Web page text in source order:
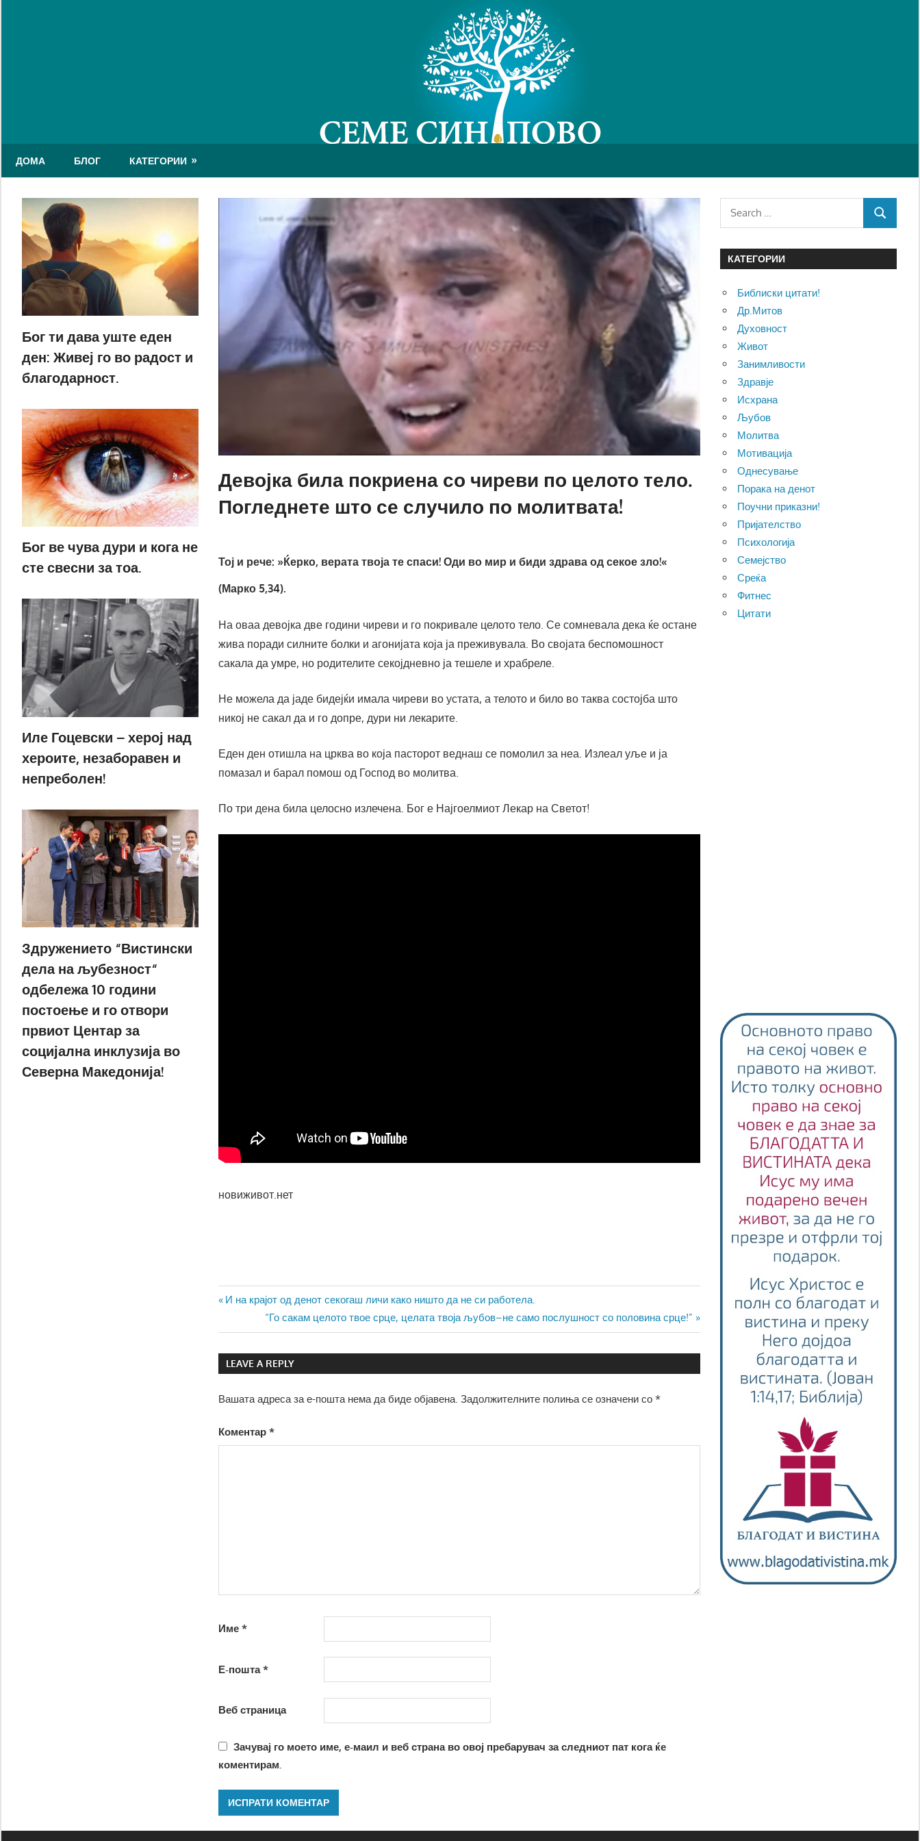
ДОМА БЛОГ КАТЕГОРИИ
Девојка била покриена со чиреви по целото тело.
Погледнете што се случило по молитвата!
Тој и рече: »Ќерко, верата твоја те спаси! Оди во мир и биди здрава од секое зло!«
(Марко 5,34).
На оваа девојка две години чиреви и го покривале целото тело. Се сомневала дека ќе остане
жива поради силните болки и агонијата која ја преживувала. Во својата беспомошност
сакала да умре, но родителите секојдневно ја тешеле и храбреле.
Не можела да јаде бидејќи имала чиреви во устата, а телото и било во таква состојба што
никој не сакал да и го допре, дури ни лекарите.
Еден ден отишла на црква во која пасторот веднаш се помолил за неа. Излеал уље и ја
помазал и барал помош од Господ во молитва.
По три дена била целосно излечена. Бог е Најгоелмиот Лекар на Светот!
новиживот.нет
Навигација
на
напис
Previous
И на крајот од денот секогаш личи како ништо да не си работела.
Next
Post:
“Го сакам целото твое срце, целата твоја љубов–не само послушност со половина срце!”
LEAVE A REPLY
Вашата адреса за е-пошта нема да биде објавена. Задолжителните полиња се означени со*
Коментар*
Име*
Е-пошта*
Веб страница
Зачувај го моето име, е-маил и веб страна во овој пребарувач за следниот пат кога ќе
коментирам.
Бог ти дава уште еден
ден: Живеј го во радост и
благодарност.
Бог ве чува дури и кога не
сте свесни за тоа.
Иле Гоцевски – херој над
хероите, незаборавен и
непреболен!
Здружението “Вистински
дела на љубезност“
одбележа 10 години
постоење и го отвори
првиот Центар за
социјална инклузија во
Северна Македонија!
Search
SEARCH
КАТЕГОРИИ
Библиски цитати!
Др.Митов
Духовност
Живот
Занимливости
Здравје
Исхрана
Љубов
Молитва
Мотивација
Однесување
Порака на денот
Поучни приказни!
Пријателство
Психологија
Семејство
Среќа
Фитнес
Цитати